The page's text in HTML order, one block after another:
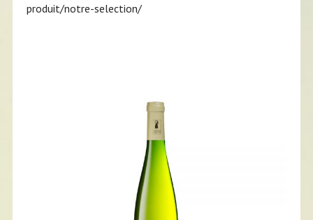
produit/notre-selection/